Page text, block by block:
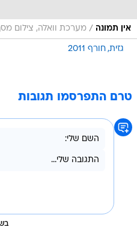
אין תמונה / מערכת וואלה, צילום
גזית חורף 2011
טרם התפרסמו תגובות